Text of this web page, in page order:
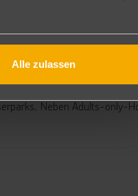
Alle zulassen
dich wunderschöne
Neben Adults-only-